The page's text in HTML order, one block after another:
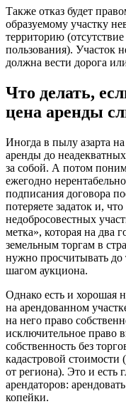
Также отказ будет
образуемому участку
территорию
пользования). Участок
должна вести дорога
Что делать,
цена аренды
Иногда в пылу азарта
аренды до
за собой. А потом
ежегодно
подписания договора
потеряете задаток и,
недобросовестных
метка», которая на два
земельным торгам в
нужно просчитывать до
шагом аукциона.
Однако есть и хорошая
на арендованном
на него право
исключительное право
собственность без
кадастровой стоимости
от региона). Это и есть
арендаторов:
копейки.